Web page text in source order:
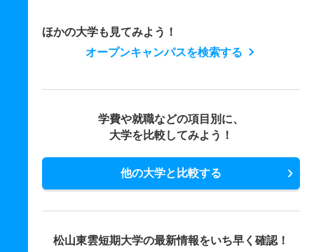
ほかの大学も見てみよう！
オープンキャンパスを検索する
学費や就職などの項目別に、
大学を比較してみよう！
他の大学と比較する
松山東雲短期大学の最新情報をいち早く確認！